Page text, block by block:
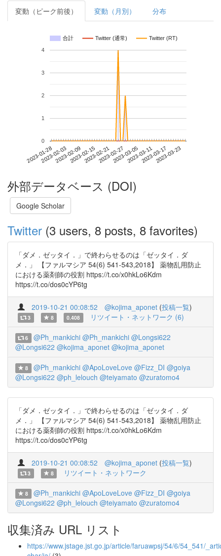
変動（ピーク前後） 変動（月別） 分布
合計 Twitter (通常) Twitter (RT)
2023-01-282023-02-032023-02-092023-02-152023-02-212023-02-272023-03-052023-03-112023-03-172023-03-23
0
1
2
3
4
外部データベース (DOI)
Google Scholar
Twitter (3 users, 8 posts, 8 favorites)
「ダメ．ゼッタイ．」で終わらせるのは「ゼッタイ．ダ
メ．」 【ファルマシア 54(6) 541-543,2018】 薬物乱用防止
における薬剤師の役割 https://t.co/x0hkLo6Kdm
https://t.co/dos0cYP6tg
2019-10-21 00:08:52 @kojima_aponet (投稿一覧)
3 8 0.408 リツイート・ネットワーク (6)
6 @Ph_mankichi @Ph_mankichi @Longsi622
@Longsi622 @kojima_aponet @kojima_aponet
8 @Ph_mankichi @ApoLoveLove @Fizz_DI @goiya
@Longsi622 @ph_lelouch @teiyamato @zuratomo4
「ダメ．ゼッタイ．」で終わらせるのは「ゼッタイ．ダ
メ．」 【ファルマシア 54(6) 541-543,2018】 薬物乱用防止
における薬剤師の役割 https://t.co/x0hkLo6Kdm
https://t.co/dos0cYP6tg
2019-10-21 00:08:52 @kojima_aponet (投稿一覧)
3 8 リツイート・ネットワーク
8 @Ph_mankichi @ApoLoveLove @Fizz_DI @goiya
@Longsi622 @ph_lelouch @teiyamato @zuratomo4
収集済み URL リスト
https://www.jstage.jst.go.jp/article/faruawpsj/54/6/54_541/